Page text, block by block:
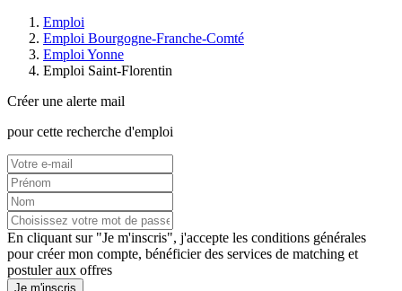
Emploi
Emploi Bourgogne-Franche-Comté
Emploi Yonne
Emploi Saint-Florentin
Créer une alerte mail
pour cette recherche d'emploi
En cliquant sur "Je m'inscris", j'accepte les conditions générales
pour créer mon compte, bénéficier des services de matching et
postuler aux offres
Je m'inscris